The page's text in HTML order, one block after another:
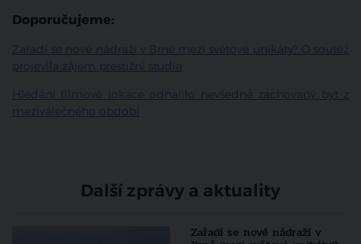
Doporučujeme:
Zařadí se nové nádraží v Brně mezi světové unikáty? O soutěž
projevila zájem prestižní studia
Hledání filmové lokace odhalilo nevšedně zachovaný byt z
meziválečného období
Další zprávy a aktuality
Zařadí se nové nádraží v